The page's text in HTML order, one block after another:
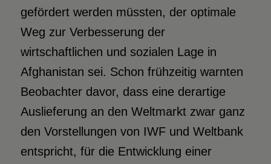
gefördert werden müssten, der optimale
Weg zur Verbesserung der
wirtschaftlichen und sozialen Lage in
Afghanistan sei. Schon frühzeitig warnten
Beobachter davor, dass eine derartige
Auslieferung an den Weltmarkt zwar ganz
den Vorstellungen von IWF und Weltbank
entspricht, für die Entwicklung einer